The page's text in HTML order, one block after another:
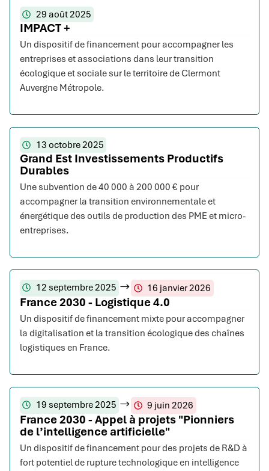
29 août 2025
IMPACT +
Un dispositif de financement pour accompagner les
entreprises et associations dans leur transition
écologique et sociale sur le territoire de Clermont
Auvergne Métropole.
13 octobre 2025
Grand Est Investissements Productifs
Durables
Une subvention de 40 000 à 200 000 € pour
accompagner la transition environnementale et
énergétique des outils de production des PME et micro-
entreprises.
12 septembre 2025 16 janvier 2026
France 2030 - Logistique 4.0
Un dispositif de financement mixte pour accompagner
la digitalisation et la transition écologique des chaînes
logistiques en France.
19 septembre 2025 9 juin 2026
France 2030 - Appel à projets "Pionniers
de l’intelligence artificielle"
Un dispositif de financement pour des projets de R&D à
fort potentiel de rupture technologique en intelligence